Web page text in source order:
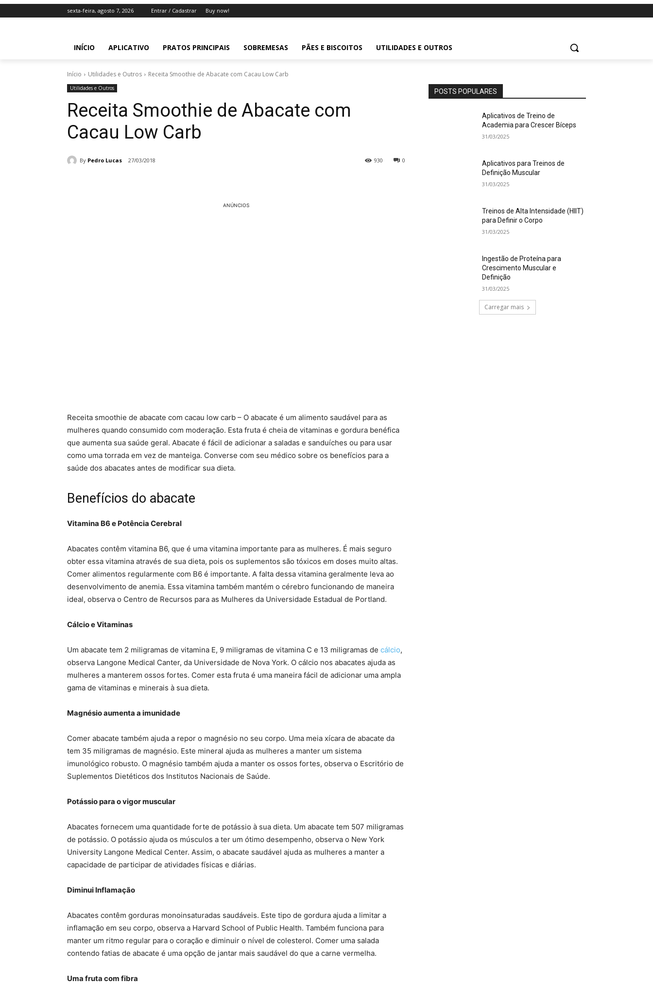
sexta-feira, agosto 7, 2026 Entrar / Cadastrar Buy now!
INÍCIO APLICATIVO PRATOS PRINCIPAIS SOBREMESAS PÃES E BISCOITOS UTILIDADES E OUTROS
Início Utilidades e Outros Receita Smoothie de Abacate com Cacau Low Carb
Utilidades e Outros
Receita Smoothie de Abacate com
Cacau Low Carb
By Pedro Lucas 27/03/2018 0
930
ANÚNCIOS
Receita smoothie de abacate com cacau low carb – O abacate é um alimento saudável para as
mulheres quando consumido com moderação. Esta fruta é cheia de vitaminas e gordura benéfica
que aumenta sua saúde geral. Abacate é fácil de adicionar a saladas e sanduíches ou para usar
como uma torrada em vez de manteiga. Converse com seu médico sobre os benefícios para a
saúde dos abacates antes de modificar sua dieta.
Benefícios do abacate
Vitamina B6 e Potência Cerebral
Abacates contêm vitamina B6, que é uma vitamina importante para as mulheres. É mais seguro
obter essa vitamina através de sua dieta, pois os suplementos são tóxicos em doses muito altas.
Comer alimentos regularmente com B6 é importante. A falta dessa vitamina geralmente leva ao
desenvolvimento de anemia. Essa vitamina também mantém o cérebro funcionando de maneira
ideal, observa o Centro de Recursos para as Mulheres da Universidade Estadual de Portland.
Cálcio e Vitaminas
Um abacate tem 2 miligramas de vitamina E, 9 miligramas de vitamina C e 13 miligramas de cálcio,
observa Langone Medical Canter, da Universidade de Nova York. O cálcio nos abacates ajuda as
mulheres a manterem ossos fortes. Comer esta fruta é uma maneira fácil de adicionar uma ampla
gama de vitaminas e minerais à sua dieta.
Magnésio aumenta a imunidade
Comer abacate também ajuda a repor o magnésio no seu corpo. Uma meia xícara de abacate da
tem 35 miligramas de magnésio. Este mineral ajuda as mulheres a manter um sistema
imunológico robusto. O magnésio também ajuda a manter os ossos fortes, observa o Escritório de
Suplementos Dietéticos dos Institutos Nacionais de Saúde.
Potássio para o vigor muscular
Abacates fornecem uma quantidade forte de potássio à sua dieta. Um abacate tem 507 miligramas
de potássio. O potássio ajuda os músculos a ter um ótimo desempenho, observa o New York
University Langone Medical Center. Assim, o abacate saudável ajuda as mulheres a manter a
capacidade de participar de atividades físicas e diárias.
Diminui Inflamação
Abacates contêm gorduras monoinsaturadas saudáveis. Este tipo de gordura ajuda a limitar a
inflamação em seu corpo, observa a Harvard School of Public Health. Também funciona para
manter um ritmo regular para o coração e diminuir o nível de colesterol. Comer uma salada
contendo fatias de abacate é uma opção de jantar mais saudável do que a carne vermelha.
Uma fruta com fibra
POSTS POPULARES
Aplicativos de Treino de
Academia para Crescer Bíceps
31/03/2025
Aplicativos para Treinos de
Definição Muscular
31/03/2025
Treinos de Alta Intensidade (HIIT)
para Definir o Corpo
31/03/2025
Ingestão de Proteína para
Crescimento Muscular e
Definição
31/03/2025
Carregar mais